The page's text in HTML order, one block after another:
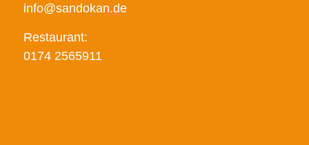
info@sandokan.de
Restaurant:
0174 2565911